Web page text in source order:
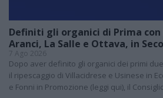
Definiti gli organici di Prima
Aranci, La Salle e Ottava, in
7 Ago 2026
Dopo aver definito gli organici dei primi
il ripescaggio di Villacidrese e Usinese in
e Fonni in Promozione (leggi qui), il